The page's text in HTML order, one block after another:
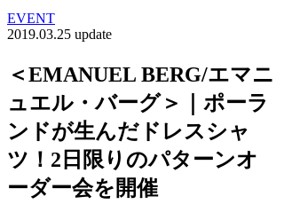
EVENT
2019.03.25 update
＜EMANUEL BERG/エマニ
ュエル・バーグ＞｜ポーラ
ンドが生んだドレスシャ
ツ！2日限りのパターンオ
ーダー会を開催